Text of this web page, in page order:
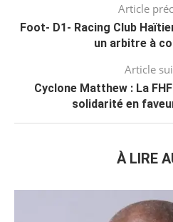
Article
Foot- D1- Racing Club
un arbitre à
Article
Cyclone Matthew : La
solidarité en
À LIRE